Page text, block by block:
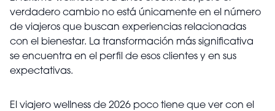
verdadero cambio no está únicamente en el número
de viajeros que buscan experiencias relacionadas
con el bienestar. La transformación más significativa
se encuentra en el perfil de esos clientes y en sus
expectativas.
El viajero wellness de 2026 poco tiene que ver con el